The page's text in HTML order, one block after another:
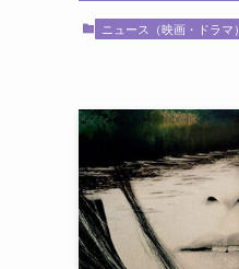
ニュース（映画・ドラマ）